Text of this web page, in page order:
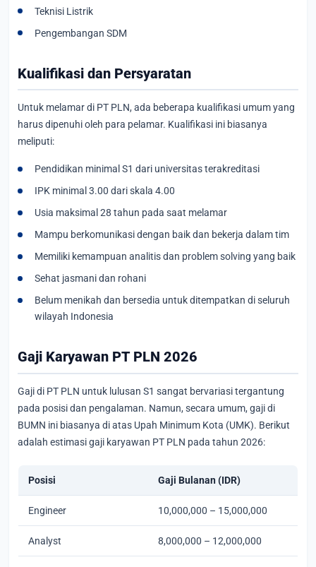
Teknisi Listrik
Pengembangan SDM
Kualifikasi dan Persyaratan
Untuk melamar di PT PLN, ada beberapa kualifikasi umum yang
harus dipenuhi oleh para pelamar. Kualifikasi ini biasanya
meliputi:
Pendidikan minimal S1 dari universitas terakreditasi
IPK minimal 3.00 dari skala 4.00
Usia maksimal 28 tahun pada saat melamar
Mampu berkomunikasi dengan baik dan bekerja dalam tim
Memiliki kemampuan analitis dan problem solving yang baik
Sehat jasmani dan rohani
Belum menikah dan bersedia untuk ditempatkan di seluruh
wilayah Indonesia
Gaji Karyawan PT PLN 2026
Gaji di PT PLN untuk lulusan S1 sangat bervariasi tergantung
pada posisi dan pengalaman. Namun, secara umum, gaji di
BUMN ini biasanya di atas Upah Minimum Kota (UMK). Berikut
adalah estimasi gaji karyawan PT PLN pada tahun 2026:
Posisi Gaji Bulanan (IDR)
Engineer 10,000,000 – 15,000,000
Analyst 8,000,000 – 12,000,000